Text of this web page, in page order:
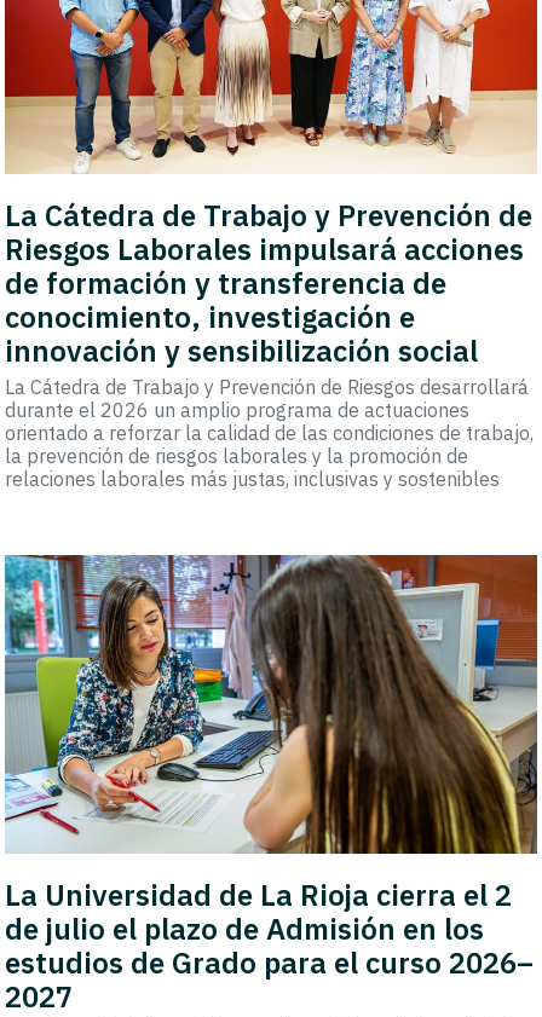
La Cátedra de Trabajo y Prevención de
Riesgos Laborales impulsará acciones
de formación y transferencia de
conocimiento, investigación e
innovación y sensibilización social
La Cátedra de Trabajo y Prevención de Riesgos desarrollará
durante el 2026 un amplio programa de actuaciones
orientado a reforzar la calidad de las condiciones de trabajo,
la prevención de riesgos laborales y la promoción de
relaciones laborales más justas, inclusivas y sostenibles
La Universidad de La Rioja cierra el 2
de julio el plazo de Admisión en los
estudios de Grado para el curso 2026–
2027